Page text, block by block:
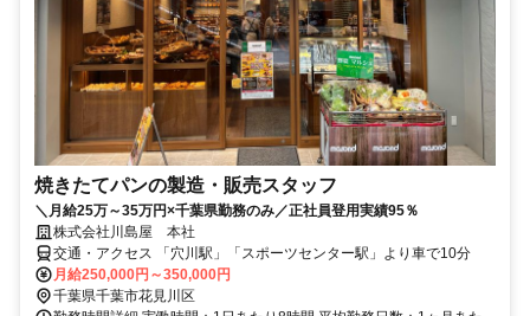
焼きたてパンの製造・販売スタッフ
＼月給25万～35万円×千葉県勤務のみ／正社員登用実績95％
株式会社川島屋 本社
交通・アクセス 「穴川駅」「スポーツセンター駅」より車で10分
月給250,000円～350,000円
千葉県千葉市花見川区